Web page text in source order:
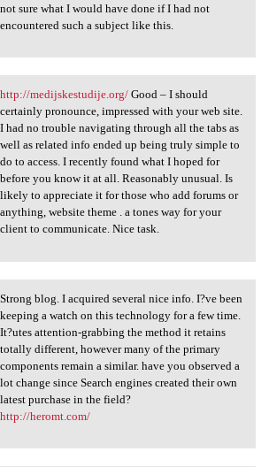
not sure what I would have done if I had not
encountered such a subject like this.
medijskestudije.org/
http://medijskestudije.org/Good – I should
certainly pronounce, impressed with your web site.
I had no trouble navigating through all the tabs as
well as related info ended up being truly simple to
do to access. I recently found what I hoped for
before you know it at all. Reasonably unusual. Is
likely to appreciate it for those who add forums or
anything, website theme . a tones way for your
client to communicate. Nice task.
blog. I acquired
Strong blog. I acquired several nice info. I?ve been
keeping a watch on this technology for a few time.
It?utes attention-grabbing the method it retains
totally different, however many of the primary
components remain a similar. have you observed a
lot change since Search engines created their own
latest purchase in the field?
http://heromt.com/